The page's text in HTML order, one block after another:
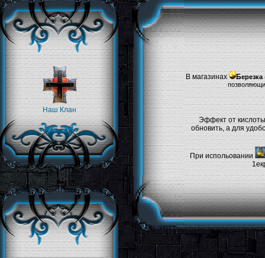
Наш Клан
В магазинах Березка
Эффект от
обновить, а для
При испольовании